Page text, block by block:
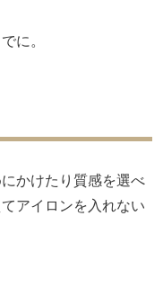
に。
かけたり質感を選べ
アイロンを入れない